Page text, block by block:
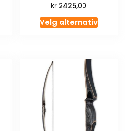
kr 2425,00
Velg alternativ